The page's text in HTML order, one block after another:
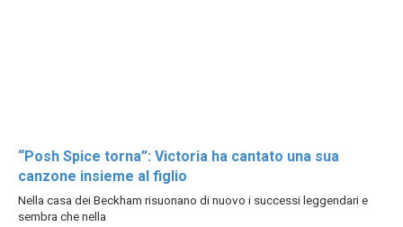
“Posh Spice torna”: Victoria ha cantato una sua
canzone insieme al figlio
Nella casa dei Beckham risuonano di nuovo i successi leggendari e
sembra che nella